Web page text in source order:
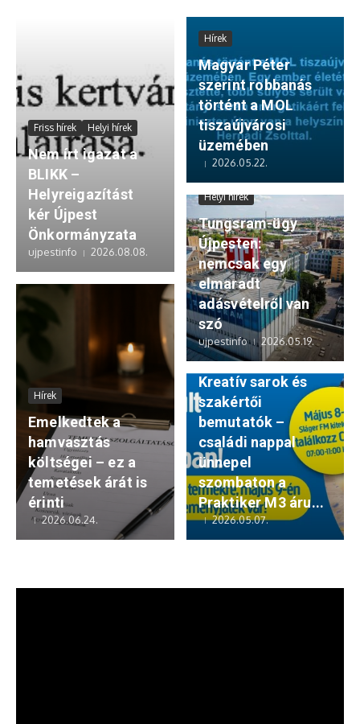
Friss hírek Helyi hírek
Nem írt igazat a
BLIKK –
Helyreigazítást
kér Újpest
Önkormányzata
ujpestinfo 2026.08.08.
Hírek
Emelkedtek a
hamvasztás
költségei – ez a
temetések árát is
érinti
2026.06.24.
Hírek
Magyar Péter
szerint robbanás
történt a MOL
tiszaújvárosi
üzemében
2026.05.22.
Déri Tibor volt polgármester
Helyi hírek
Tungsram-ügy
Újpesten:
nemcsak egy
elmaradt
adásvételről van
szó
ujpestinfo 2026.05.19.
Hírek
Kreatív sarok és
szakértői
bemutatók –
családi nappal
ünnepel
szombaton a
Praktiker M3 áru...
2026.05.07.